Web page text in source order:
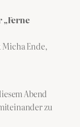
Ende,
Abend
zu